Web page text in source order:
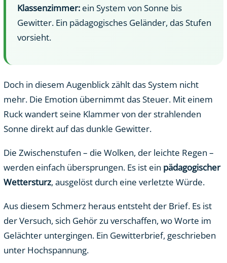
Klassenzimmer:ein System von Sonne bis
Gewitter. Ein pädagogisches Geländer, das Stufen
vorsieht.
Doch in diesem Augenblick zählt das System nicht
mehr. Die Emotion übernimmt das Steuer. Mit einem
Ruck wandert seine Klammer von der strahlenden
Sonne direkt auf das dunkle Gewitter.
Die Zwischenstufen – die Wolken, der leichte Regen –
werden einfach übersprungen. Es ist ein pädagogischer
Wettersturz, ausgelöst durch eine verletzte Würde.
Aus diesem Schmerz heraus entsteht der Brief. Es ist
der Versuch, sich Gehör zu verschaffen, wo Worte im
Gelächter untergingen. Ein Gewitterbrief, geschrieben
unter Hochspannung.